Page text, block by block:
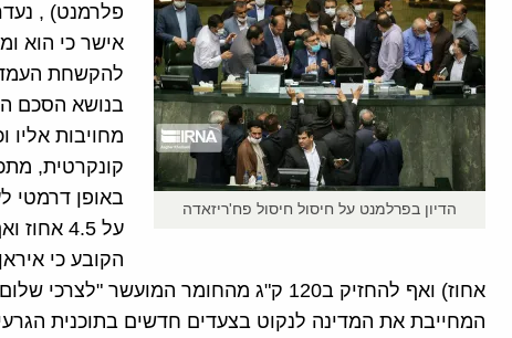
הדיון בפרלמנט על חיסול חיסול פח'ריזאדה
פלרמנט) ,
אישר כי הוא
להקשחת
בנושא הסכם
מחויבות אליו
קונקרטית,
באופן דרמטי
על 4.5
אחוז) ואף להחזיק ב120 ק"ג מהחומר
המחייבת את המדינה לנקוט בצעדים חדשים בתוכנית